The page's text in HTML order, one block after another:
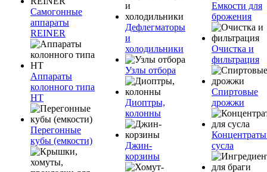
Самогонные
аппараты
REINER
Аппараты
колонного типа
НТ
Перегонные
кубы (емкости)
Дефлегматоры
и
холодильники
Узлы отбора
Диоптры,
колонны
Джин-
корзины
Емкости для
брожения
Очистка и
фильтрация
Спиртовые
дрожжи
сусла